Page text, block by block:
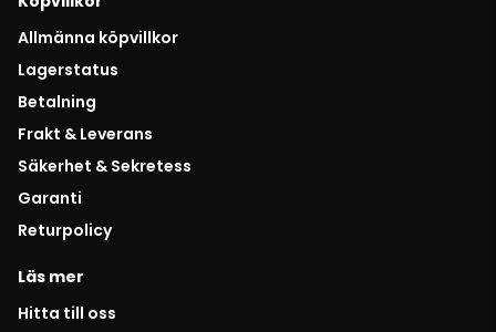
Allmänna köpvillkor
Lagerstatus
Betalning
Frakt & Leverans
Säkerhet & Sekretess
Garanti
Returpolicy
Läs mer
Hitta till oss